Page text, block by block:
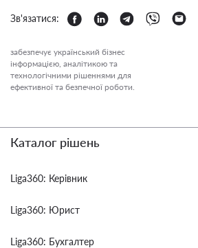
Зв'язатися:
забезпечує український бізнес
інформацією, аналітикою та
технологічними рішеннями для
ефективної та безпечної роботи.
Каталог рішень
Liga360: Керівник
Liga360: Юрист
Liga360: Бухгалтер